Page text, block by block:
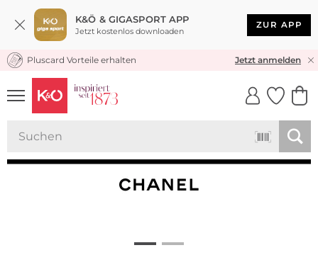
K&Ö & GIGASPORT APP
Jetzt kostenlos downloaden
ZUR APP
KOSTENLOSER VERSAND* & RÜCKVERSAND
Pluscard Vorteile erhalten Jetzt anmelden
UNSERE APP
CLICK &